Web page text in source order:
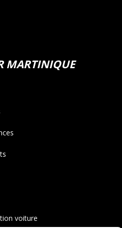
MARTINIQUE
voiture